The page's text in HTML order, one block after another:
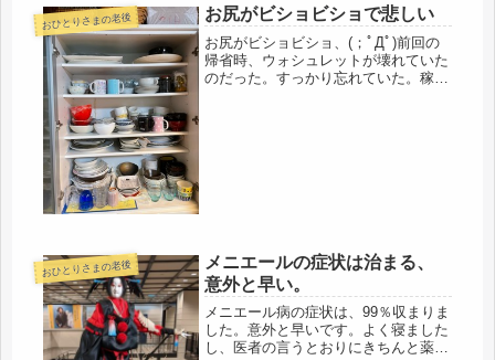
ど、・・・・降圧剤の影響は、認知機
能リスク、これは母の辛かった日常
を...
おひとりさまの老後 お尻がビショビショで悲しい
お尻がビショビショ、(；ﾟДﾟ)前回の
帰省時、ウォシュレットが壊れていた
のだった。すっかり忘れていた。稼働
おひとりさまの老後
メニエールの症状は治まる、
意外と早い。
メニエール病の症状は、99％収まりま
した。意外と早いです。よく寝ました
し、医者の言うとおりにきちんと薬を